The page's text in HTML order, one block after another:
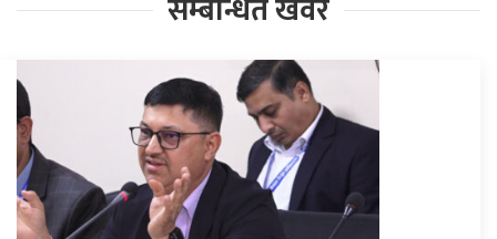
सम्बन्धित खवर